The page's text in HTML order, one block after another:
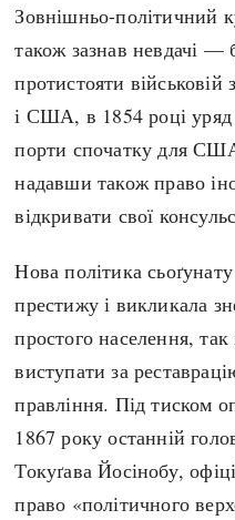
Зовнішньо-політичний
також зазнав невдачі —
протистояти військовій
і США, в 1854 році
порти спочатку для
надавши також право
відкривати свої
Нова політика
престижу і викликала
простого населення, так
виступати за
правління. Під тиском
1867 року останній
Токуґава Йосінобу,
право «політичного